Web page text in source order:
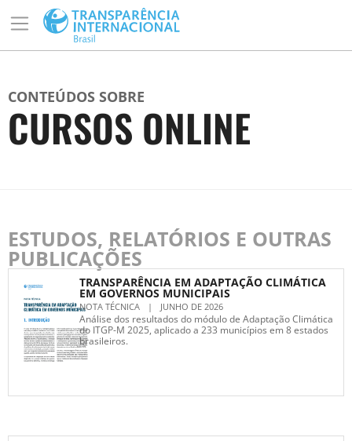
CONTEÚDOS SOBRE
CURSOS ONLINE
ESTUDOS, RELATÓRIOS E OUTRAS
PUBLICAÇÕES
TRANSPARÊNCIA EM ADAPTAÇÃO CLIMÁTICA
EM GOVERNOS MUNICIPAIS
NOTA TÉCNICA | JUNHO DE 2026
Análise dos resultados do módulo de Adaptação Climática
do ITGP-M 2025, aplicado a 233 municípios em 8 estados
brasileiros.